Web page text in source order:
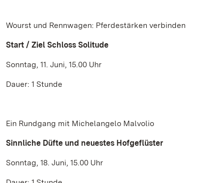
Wourst und Rennwagen: Pferdestärken verbinden
Start / Ziel Schloss Solitude
Sonntag, 11. Juni, 15.00 Uhr
Dauer: 1 Stunde
Ein Rundgang mit Michelangelo Malvolio
Sinnliche Düfte und neuestes Hofgeflüster
Sonntag, 18. Juni, 15.00 Uhr